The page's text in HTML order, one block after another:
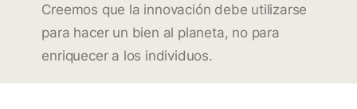
Creemos que la innovación debe utilizarse
para hacer un bien al planeta, no para
enriquecer a los individuos.